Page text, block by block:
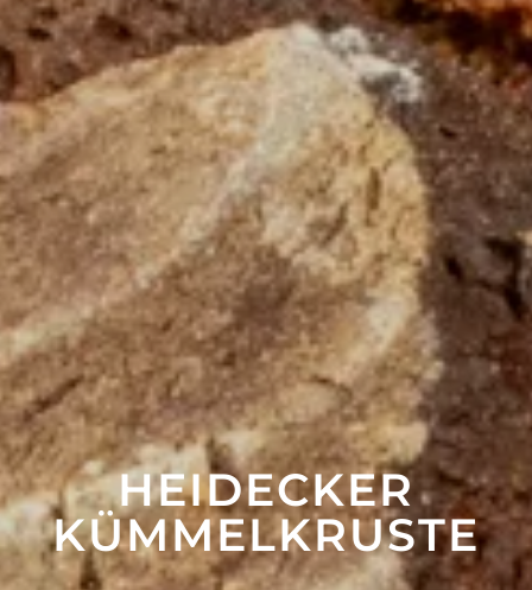
HEIDECKER
KÜMMEL­KRUSTE